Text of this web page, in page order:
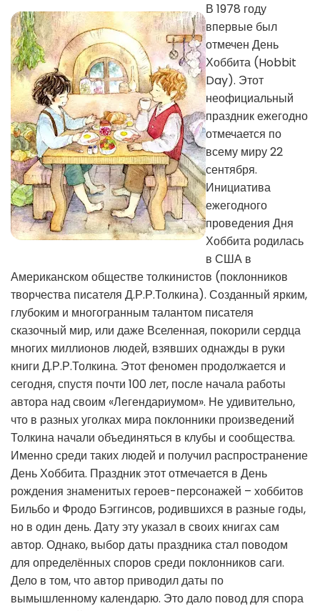
В 1978 году
впервые был
отмечен День
Хоббита (Hobbit
Day). Этот
неофициальный
праздник ежегодно
отмечается по
всему миру 22
сентября.
Инициатива
ежегодного
проведения Дня
Хоббита родилась
в США в
Американском обществе толкинистов (поклонников
творчества писателя Д.Р.Р.Толкина). Созданный ярким,
глубоким и многогранным талантом писателя
сказочный мир, или даже Вселенная, покорили сердца
многих миллионов людей, взявших однажды в руки
книги Д.Р.Р.Толкина. Этот феномен продолжается и
сегодня, спустя почти 100 лет, после начала работы
автора над своим «Легендариумом». Не удивительно,
что в разных уголках мира поклонники произведений
Толкина начали объединяться в клубы и сообщества.
Именно среди таких людей и получил распространение
День Хоббита. Праздник этот отмечается в День
рождения знаменитых героев-персонажей – хоббитов
Бильбо и Фродо Бэггинсов, родившихся в разные годы,
но в один день. Дату эту указал в своих книгах сам
автор. Однако, выбор даты праздника стал поводом
для определённых споров среди поклонников саги.
Дело в том, что автор приводил даты по
вымышленному календарю. Это дало повод для спора